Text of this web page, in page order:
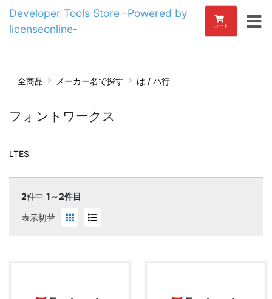
Developer Tools Store -Powered by
licenseonline-
カート
全商品 メーカー名で探す は / ハ行
フォントワークス
LTES
2件中 1～2件目
表示切替